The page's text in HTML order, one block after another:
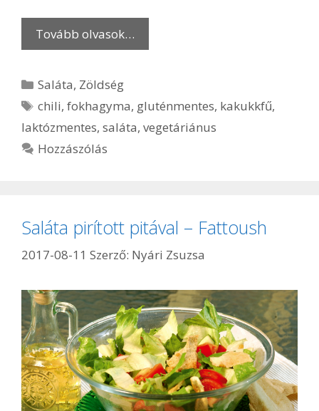
Tovább olvasok…
Kategória
Saláta, Zöldség
Címkék
chili,fokhagyma, gluténmentes, kakukkfű,
laktózmentes, saláta, vegetáriánus
Hozzászólás
Saláta pirított pitával – Fattoush
2017-08-11 Szerző: Nyári Zsuzsa